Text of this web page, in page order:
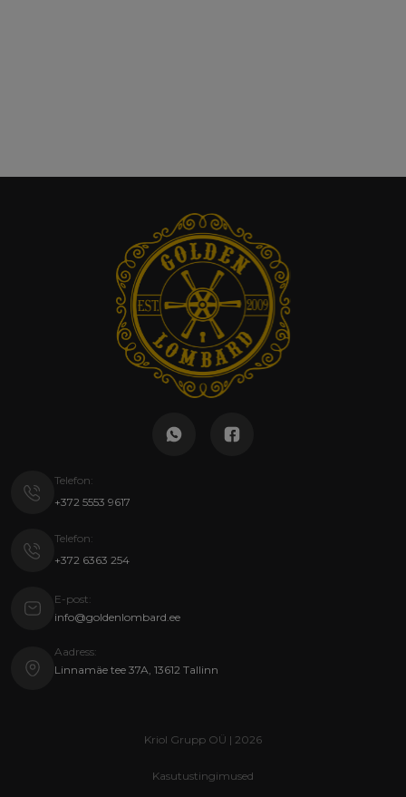
Telefon:
+372 5553 9617
E-post:
info@goldenlombard.ee
Telefon:
+372 6363 254
Aadress:
Linnamäe tee 37A, 13612 Tallinn
Kriol Grupp OÜ | 2026
Kasutustingimused